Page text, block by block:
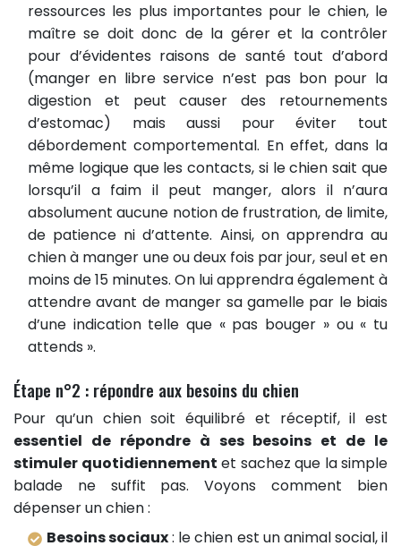
ressources les plus importantes pour le chien, le
maître se doit donc de la gérer et la contrôler
pour d’évidentes raisons de santé tout d’abord
(manger en libre service n’est pas bon pour la
digestion et peut causer des retournements
d’estomac) mais aussi pour éviter tout
débordement comportemental. En effet, dans la
même logique que les contacts, si le chien sait que
lorsqu’il a faim il peut manger, alors il n’aura
absolument aucune notion de frustration, de limite,
de patience ni d’attente. Ainsi, on apprendra au
chien à manger une ou deux fois par jour, seul et en
moins de 15 minutes. On lui apprendra également à
attendre avant de manger sa gamelle par le biais
d’une indication telle que « pas bouger » ou « tu
attends ».
Étape n°2 : répondre aux besoins du chien
Pour qu’un chien soit équilibré et réceptif, il est
essentiel de répondre à ses besoins et de le
stimuler quotidiennement et sachez que la simple
balade ne suffit pas. Voyons comment bien
dépenser un chien :
Besoins sociaux: le chien est un animal social, il